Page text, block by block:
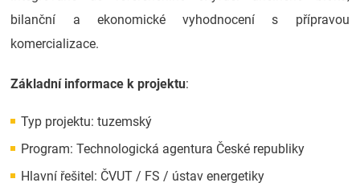
bilanční a ekonomické vyhodnocení s přípravou
komercializace.
Základní informace k projektu:
Typ projektu: tuzemský
Program: Technologická agentura České republiky
Hlavní řešitel: ČVUT / FS / ústav energetiky